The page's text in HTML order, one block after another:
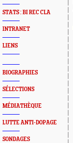
STATS : BI REC CLA
INTRANET
LIENS
BIOGRAPHIES
SÉLECTIONS
MÉDIATHÈQUE
LUTTE ANTI-DOPAGE
SONDAGES